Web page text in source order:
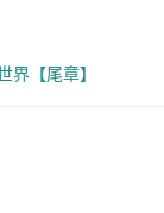
界【尾章】